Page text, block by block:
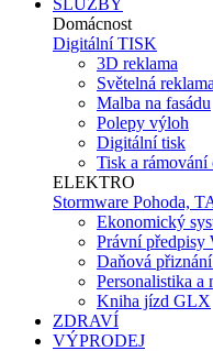
SLUŽBY
Domácnost
Digitální TISK
3D reklama
Světelná reklama
Malba na fasádu
Polepy výloh
Digitální tisk
Tisk a rámování
ELEKTRO
Stormware Pohoda,
Ekonomický
Právní předpisy
Daňová
Personalistika a
Kniha jízd GLX
ZDRAVÍ
VÝPRODEJ